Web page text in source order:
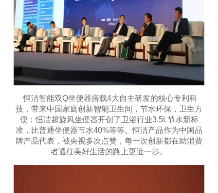
恒洁智能双Q坐便器搭载4大自主研发的核心专利科
技，带来中国家庭创新智能卫生间，节水环保，卫生方
便；恒洁超旋风坐便器开创了卫浴行业3.5L节水新标
准，比普通坐便器节水40%等等。恒洁产品作为中国品
牌产品代表，被央视多次点赞，每一次创新都在助消费
者通往美好生活的路上更近一步。